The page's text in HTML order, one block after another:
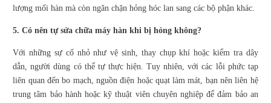
lượng mối hàn mà còn ngăn chặn hỏng hóc lan sang các bộ phận khác.
5. Có nên tự sửa chữa máy hàn khi bị hỏng không?
Với những sự cố nhỏ như vệ sinh, thay chụp khí hoặc kiểm tra dây
dẫn, người dùng có thể tự thực hiện. Tuy nhiên, với các lỗi phức tạp
liên quan đến bo mạch, nguồn điện hoặc quạt làm mát, bạn nên liên hệ
trung tâm bảo hành hoặc kỹ thuật viên chuyên nghiệp để đảm bảo an